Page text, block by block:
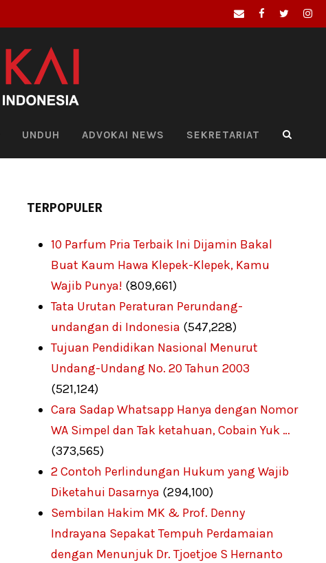
UNDUH ADVOKAI NEWS SEKRETARIAT
TERPOPULER
10 Parfum Pria Terbaik Ini Dijamin Bakal
Buat Kaum Hawa Klepek-Klepek, Kamu
Wajib Punya! (809,661)
Tata Urutan Peraturan Perundang-
undangan di Indonesia (547,228)
Tujuan Pendidikan Nasional Menurut
Undang-Undang No. 20 Tahun 2003
(521,124)
Cara Sadap Whatsapp Hanya dengan Nomor
WA Simpel dan Tak ketahuan, Cobain Yuk …
(373,565)
2 Contoh Perlindungan Hukum yang Wajib
Diketahui Dasarnya (294,100)
Sembilan Hakim MK & Prof. Denny
Indrayana Sepakat Tempuh Perdamaian
dengan Menunjuk Dr. Tjoetjoe S Hernanto